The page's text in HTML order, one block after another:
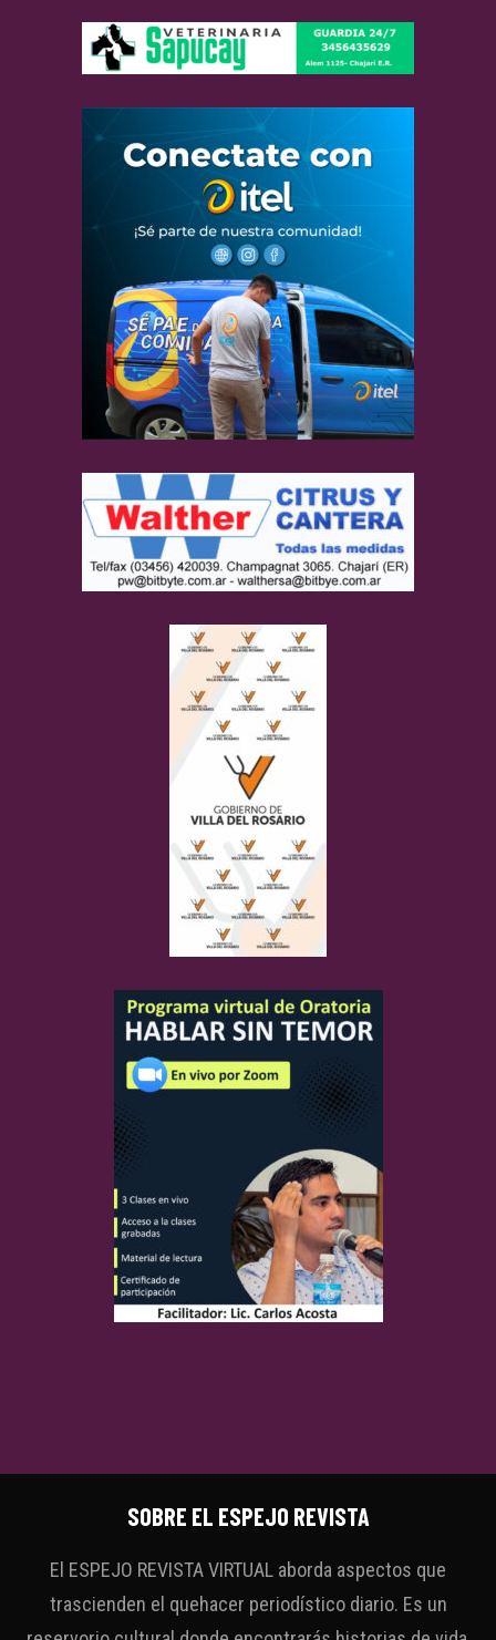
SOBRE EL ESPEJO REVISTA
El ESPEJO REVISTA VIRTUAL aborda aspectos que
trascienden el quehacer periodístico diario. Es un